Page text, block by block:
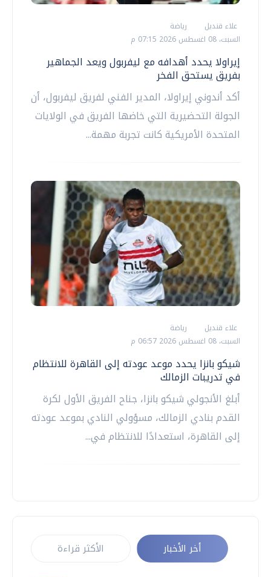
علاء قنديل
رياضة
السبت، 08 اغسطس 2026 07:15 م
إيراولا يحدد أهدافه مع ليفربول ويعد الجماهير
بفريق يستحق الفخر
أكد أندوني إيراولا، المدير الفني لفريق ليفربول، أن
الجولة التحضيرية التي خاضها الفريق في الولايات
المتحدة الأمريكية كانت تجربة مهمة...
علاء قنديل
رياضة
السبت، 08 اغسطس 2026 06:57 م
شيكو بانزا يحدد موعد عودته إلى القاهرة للانتظام
في تدريبات الزمالك
أبلغ الأنجولي شيكو بانزا، جناح الفريق الأول لكرة
القدم بنادي الزمالك، مسؤولي النادي بموعد عودته
إلى القاهرة، استعدادًا للانتظام في...
أخر الأخبار الأكثر قراءة